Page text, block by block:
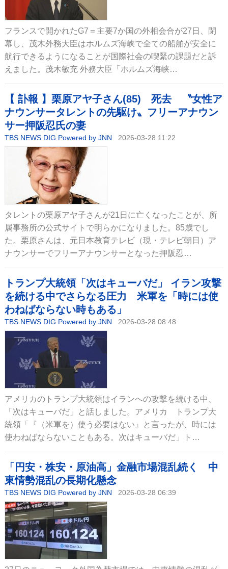
フランスで開かれたG7＝主要7か国の外相会合が27日、閉
幕し、茂木外務大臣はホルムズ海峡で全ての船舶が安全に
航行できるようになることが国際社会の喫緊の課題だと訴
えました。茂木敏充 外務大臣「ホルムズ海峡…
【 訃報 】栗原アヤ子さん(85) 死去 〝女性ア
ナウンサータレントの先駆け〟フリーアナウン
サー押阪忍氏の妻
TBS NEWS DIG Powered by JNN 2026-03-28 11:22
タレントの栗原アヤ子さんが21日に亡くなったことが、所
属事務所の公式サイトで明らかになりました。85歳でし
た。栗原さんは、元日本教育テレビ（現・テレビ朝日）ア
ナウンサーでフリーアナウンサーとなった押阪忍…
トランプ大統領「次はキューバだ」 イラン攻撃
を続ける中でさらなる圧力 米軍を「時には使
わねばならない時もある」
TBS NEWS DIG Powered by JNN 2026-03-28 08:48
アメリカのトランプ大統領はイランへの攻撃を続ける中、
「次はキューバだ」と話しました。アメリカ トランプ大
統領「『（米軍を）使う必要はない』と言ったが、時には
使わねばならないこともある。次はキューバだ」ト…
「円安・株安・原油高」金融市場混乱続く 中
東情勢混乱の長期化懸念
TBS NEWS DIG Powered by JNN 2026-03-28 06:39